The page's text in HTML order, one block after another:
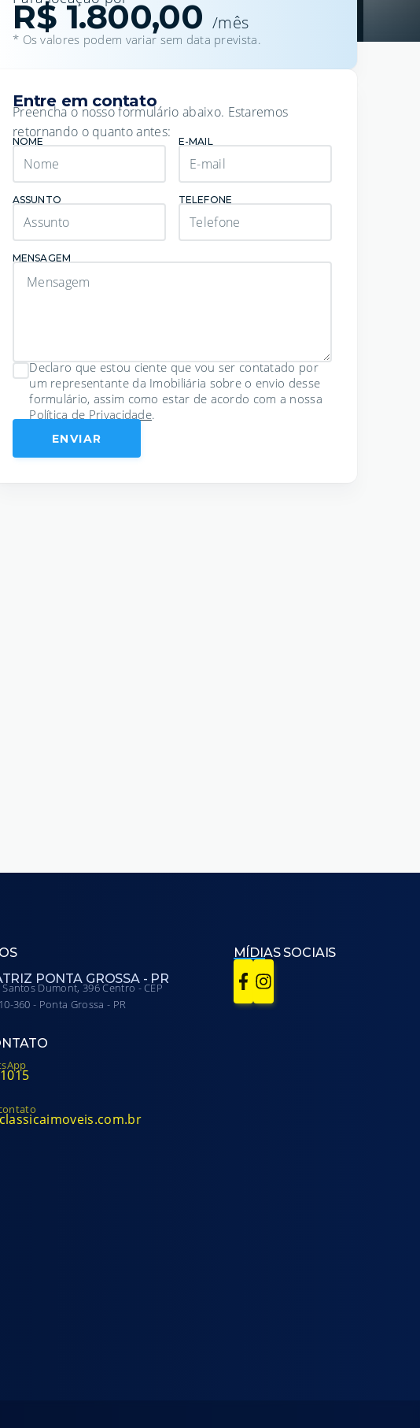
R$ 1.800,00 /mês
* Os valores podem variar sem data prevista.
Entre em contato
Preencha o nosso formulário abaixo. Estaremos
retornando o quanto antes:
NOME E-MAIL
ASSUNTO TELEFONE
MENSAGEM
Declaro que estou ciente que vou ser contatado por
um representante da Imobiliária sobre o envio desse
formulário, assim como estar de acordo com a nossa
Política de Privacidade.
ENVIAR
PONTA GROSSA - PR
Santos Dumont, 396 Centro - CEP
360 - Ponta Grossa - PR
MÍDIAS SOCIAIS